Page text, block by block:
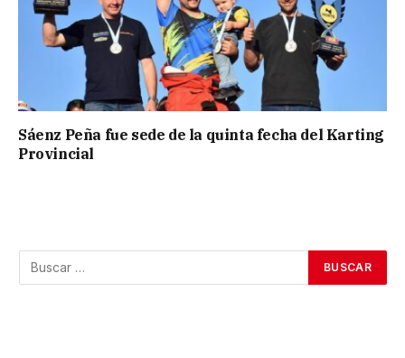
Sáenz Peña fue sede de la quinta fecha del Karting
Provincial